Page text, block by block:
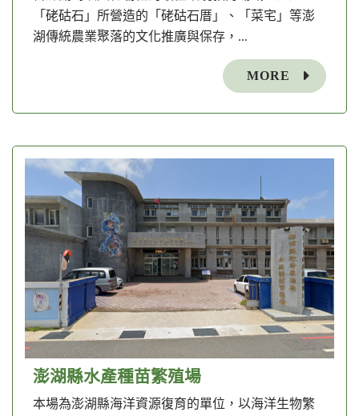
「硓𥑮石」所營造的「硓𥑮石厝」、「菜宅」等澎
湖傳統農業聚落的文化推廣與保存，...
MORE
澎湖縣水產種苗繁殖場
本場為澎湖縣海洋資源復育的單位，以海洋生物繁